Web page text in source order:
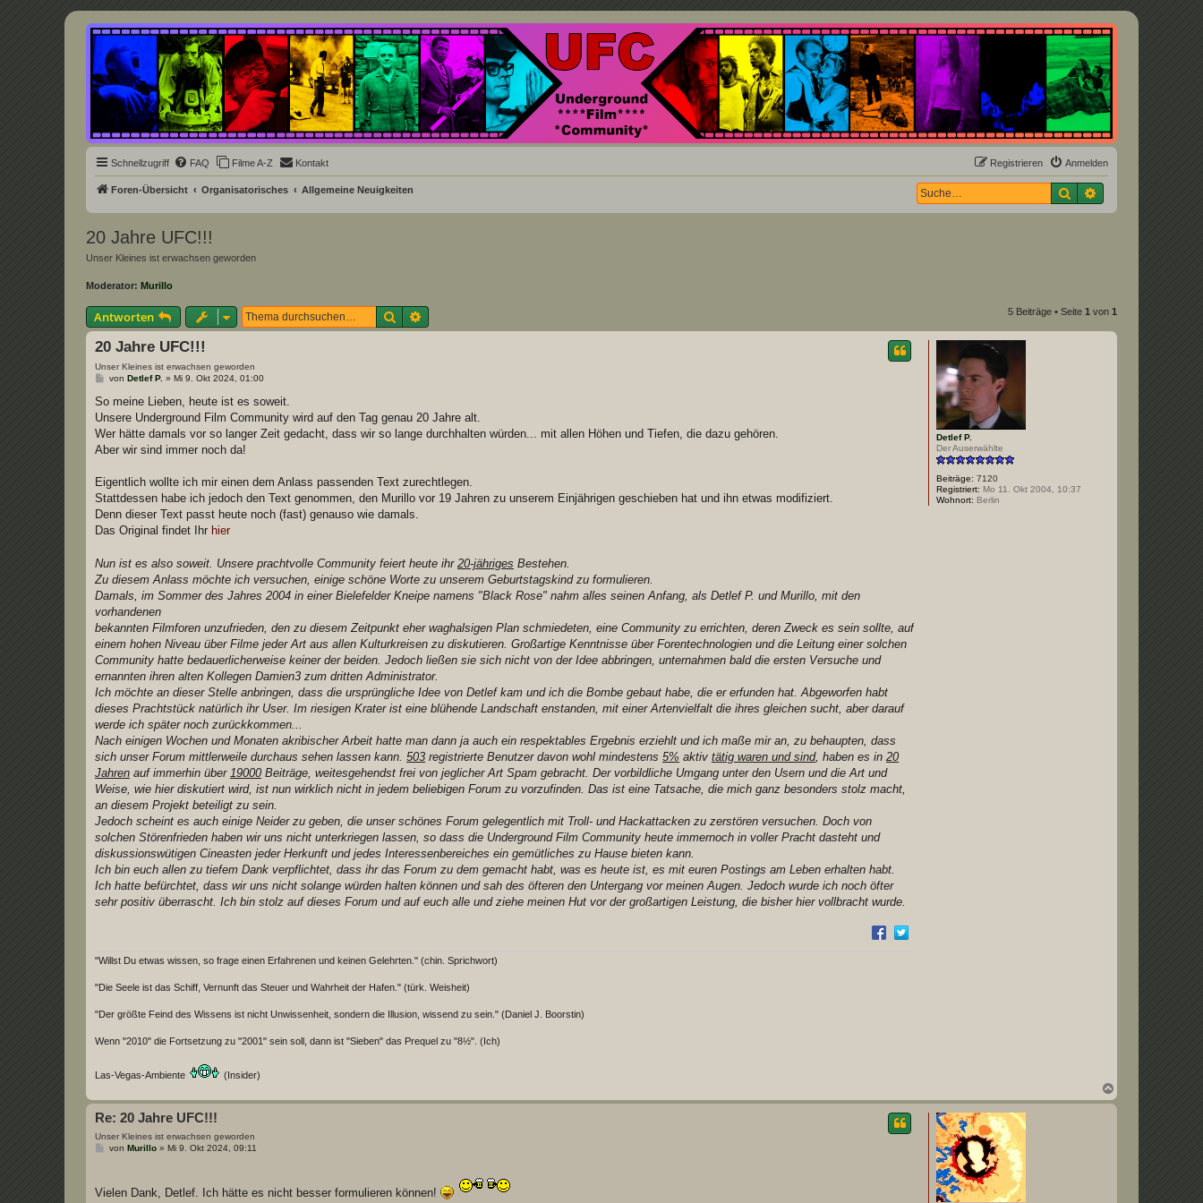
Underground Film Community
Die Underground Film Community ist ein deutschsprachiges Filmforum und ein Paradies für Cineasten und Filmsüchtige jenseits des Mainstreams.
Schnellzugriff FAQ Filme A-Z Kontakt Anmelden
Registrieren
Foren-Übersicht Organisatorisches Allgemeine Neuigkeiten Suche
20 Jahre UFC!!!
Unser Kleines ist erwachsen geworden
Moderator: Murillo
Antworten Suche 5 Beiträge • Seite 1 von 1
Detlef P.
Der Auserwählte
Beiträge: 7120
Registriert: Mo 11. Okt 2004, 10:37
Wohnort: Berlin
20 Jahre UFC!!!
Unser Kleines ist erwachsen geworden
B
i
r
a
von Detlef P. » Mi 9. Okt 2024, 01:00
So meine Lieben, heute ist es soweit.
Unsere Underground Film Community wird auf den Tag genau 20 Jahre alt.
Wer hätte damals vor so langer Zeit gedacht, dass wir so lange durchhalten würden... mit allen Höhen und Tiefen, die dazu gehören.
Aber wir sind immer noch da!
Eigentlich wollte ich mir einen dem Anlass passenden Text zurechtlegen.
Stattdessen habe ich jedoch den Text genommen, den Murillo vor 19 Jahren zu unserem Einjährigen geschieben hat und ihn etwas modifiziert.
Denn dieser Text passt heute noch (fast) genauso wie damals.
Das Original findet Ihr hier
Nun ist es also soweit. Unsere prachtvolle Community feiert heute ihr 20-jähriges Bestehen.
Zu diesem Anlass möchte ich versuchen, einige schöne Worte zu unserem Geburtstagskind zu formulieren.
Damals, im Sommer des Jahres 2004 in einer Bielefelder Kneipe namens "Black Rose" nahm alles seinen Anfang, als Detlef P. und Murillo, mit den
vorhandenen
bekannten Filmforen unzufrieden, den zu diesem Zeitpunkt eher waghalsigen Plan schmiedeten, eine Community zu errichten, deren Zweck es sein sollte, auf
einem hohen Niveau über Filme jeder Art aus allen Kulturkreisen zu diskutieren. Großartige Kenntnisse über Forentechnologien und die Leitung einer solchen
Community hatte bedauerlicherweise keiner der beiden. Jedoch ließen sie sich nicht von der Idee abbringen, unternahmen bald die ersten Versuche und
ernannten ihren alten Kollegen Damien3 zum dritten Administrator.
Ich möchte an dieser Stelle anbringen, dass die ursprüngliche Idee von Detlef kam und ich die Bombe gebaut habe, die er erfunden hat. Abgeworfen habt
dieses Prachtstück natürlich ihr User. Im riesigen Krater ist eine blühende Landschaft enstanden, mit einer Artenvielfalt die ihres gleichen sucht, aber darauf
werde ich später noch zurückkommen...
Nach einigen Wochen und Monaten akribischer Arbeit hatte man dann ja auch ein respektables Ergebnis erziehlt und ich maße mir an, zu behaupten, dass
sich unser Forum mittlerweile durchaus sehen lassen kann. 503 registrierte Benutzer davon wohl mindestens 5% aktiv tätig waren und sind, haben es in 20
Jahren auf immerhin über 19000 Beiträge, weitesgehendst frei von jeglicher Art Spam gebracht. Der vorbildliche Umgang unter den Usern und die Art und
Weise, wie hier diskutiert wird, ist nun wirklich nicht in jedem beliebigen Forum zu vorzufinden. Das ist eine Tatsache, die mich ganz besonders stolz macht,
an diesem Projekt beteiligt zu sein.
Jedoch scheint es auch einige Neider zu geben, die unser schönes Forum gelegentlich mit Troll- und Hackattacken zu zerstören versuchen. Doch von
solchen Störenfrieden haben wir uns nicht unterkriegen lassen, so dass die Underground Film Community heute immernoch in voller Pracht dasteht und
diskussionswütigen Cineasten jeder Herkunft und jedes Interessenbereiches ein gemütliches zu Hause bieten kann.
Ich bin euch allen zu tiefem Dank verpflichtet, dass ihr das Forum zu dem gemacht habt, was es heute ist, es mit euren Postings am Leben erhalten habt.
Ich hatte befürchtet, dass wir uns nicht solange würden halten können und sah des öfteren den Untergang vor meinen Augen. Jedoch wurde ich noch öfter
sehr positiv überrascht. Ich bin stolz auf dieses Forum und auf euch alle und ziehe meinen Hut vor der großartigen Leistung, die bisher hier vollbracht wurde.
"Willst Du etwas wissen, so frage einen Erfahrenen und keinen Gelehrten." (chin. Sprichwort)
"Die Seele ist das Schiff, Vernunft das Steuer und Wahrheit der Hafen." (türk. Weisheit)
"Der größte Feind des Wissens ist nicht Unwissenheit, sondern die Illusion, wissend zu sein." (Daniel J. Boorstin)
Wenn "2010" die Fortsetzung zu "2001" sein soll, dann ist "Sieben" das Prequel zu "8½". (Ich)
Las-Vegas-Ambiente (Insider)
a
Re: 20 Jahre UFC!!!
Unser Kleines ist erwachsen geworden
B
r
von Murillo» Mi 9. Okt 2024, 09:11
Vielen Dank, Detlef. Ich hätte es nicht besser formulieren können!